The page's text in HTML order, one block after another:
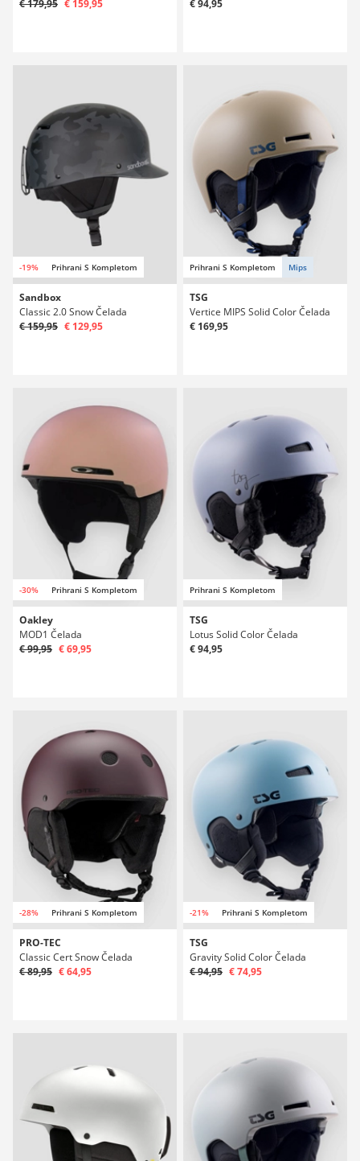
€ 179,95 € 159,95 € 94,95
-19% Prihrani S Kompletom
Sandbox
Classic 2.0 Snow Čelada
€ 159,95 € 129,95
Prihrani S Kompletom Mips
TSG
Vertice MIPS Solid Color Čelada
€ 169,95
-30% Prihrani S Kompletom
Oakley
MOD1 Čelada
€ 99,95 € 69,95
Prihrani S Kompletom
TSG
Lotus Solid Color Čelada
€ 94,95
-28% Prihrani S Kompletom
PRO-TEC
Classic Cert Snow Čelada
€ 89,95 € 64,95
-21% Prihrani S Kompletom
TSG
Gravity Solid Color Čelada
€ 94,95 € 74,95